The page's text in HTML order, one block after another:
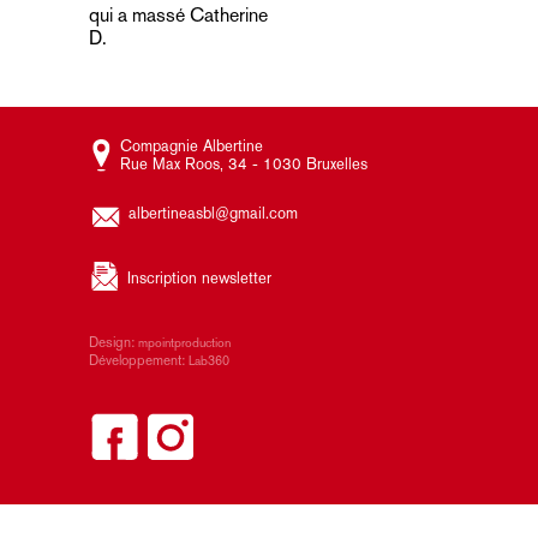
de
l’article
qui a massé Catherine
D.
Compagnie Albertine
Rue Max Roos, 34 - 1030 Bruxelles
albertineasbl@gmail.com
Inscription newsletter
Design: mpointproduction
Développement: Lab360